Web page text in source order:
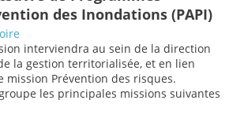
des Inondations (PAPI)
interviendra au sein de la direction
la gestion territorialisée, et en lien
mission Prévention des risques.
les principales missions suivantes